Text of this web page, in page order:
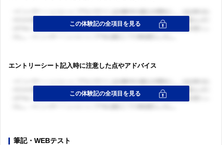
エントリーシート記入時に注意した点やアドバイス
筆記・WEBテスト